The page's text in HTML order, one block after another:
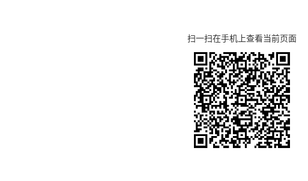
扫一扫在手机上查看当前页面